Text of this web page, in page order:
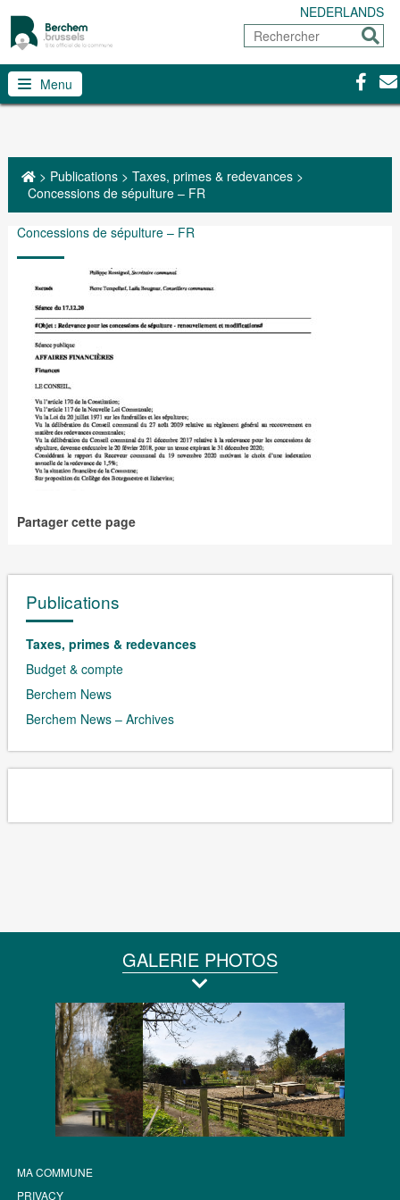
NEDERLANDS
Rechercher
Menu
> Publications> Taxes, primes & redevances>
Concessions de sépulture – FR
Concessions de sépulture – FR
Partager cette page
Publications
Taxes, primes & redevances
Budget & compte
Berchem News
Berchem News – Archives
GALERIE PHOTOS
MA COMMUNE
PRIVACY